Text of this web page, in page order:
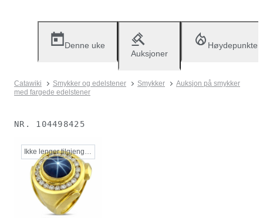
Denne uke
Auksjoner
Høydepunkter
Catawiki Smykker og edelstener Smykker
Auksjon på smykker
med fargede edelstener
NR. 104498425
Ikke lenger tilgjengelig